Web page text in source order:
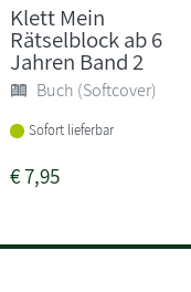
Klett Mein
Rätselblock ab 6
Jahren Band 2
Buch (Softcover)
Sofort lieferbar
€7,95